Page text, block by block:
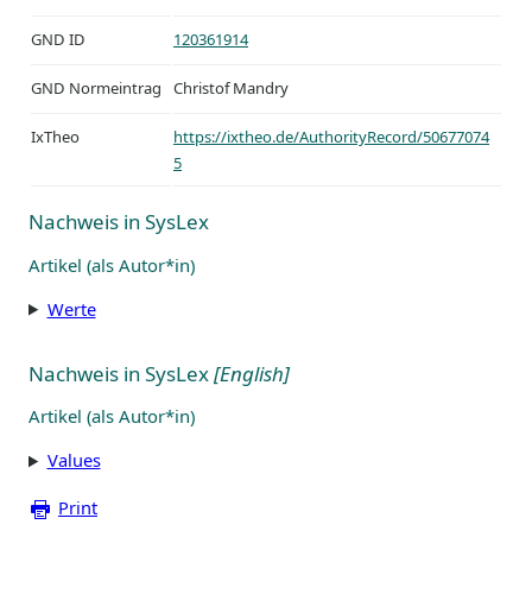
GND ID 120361914
GND Normeintrag Christof Mandry
IxTheo
https://ixtheo.de/AuthorityRecord/50677074
5
Nachweis in SysLex
Artikel (als Autor*in)
Werte
Nachweis in SysLex[English]
Artikel (als Autor*in)
Values
Print